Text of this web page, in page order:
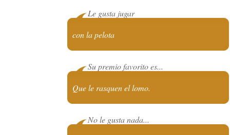
Le gusta jugar
con la pelota
Su premio favorito es...
Que le rasquen el lomo.
No le gusta nada...